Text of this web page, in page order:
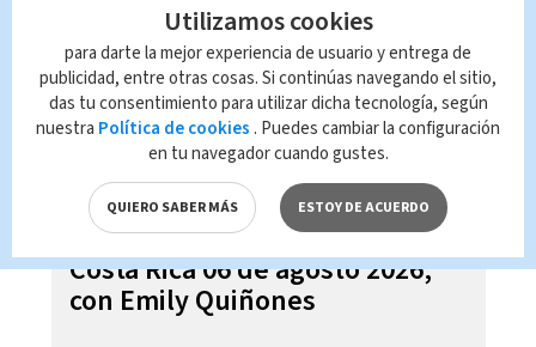
Pronóstico del tiempo para
Costa Rica 06 de agosto 2026,
con Emily Quiñones
Utilizamos cookies
para darte la mejor experiencia de usuario y entrega de
publicidad, entre otras cosas. Si continúas navegando el sitio,
das tu consentimiento para utilizar dicha tecnología, según
nuestra Política de cookies . Puedes cambiar la configuración
en tu navegador cuando gustes.
QUIERO SABER MÁS ESTOY DE ACUERDO